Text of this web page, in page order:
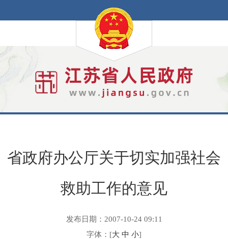
省政府办公厅关于切实加强社会
救助工作的意见
发布日期：2007-10-24 09:11
字体：[大 中 小]